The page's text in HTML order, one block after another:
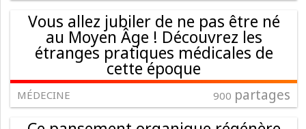
Vous allez jubiler de ne pas être né
au Moyen Âge ! Découvrez les
étranges pratiques médicales de
cette époque
MÉDECINE 900 partages